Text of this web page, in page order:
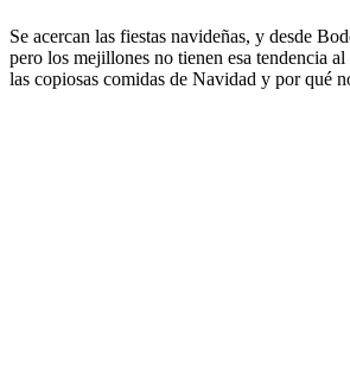
Se acercan las fiestas navideñas, y desde
pero los mejillones no tienen esa tendencia
las copiosas comidas de Navidad y por qué